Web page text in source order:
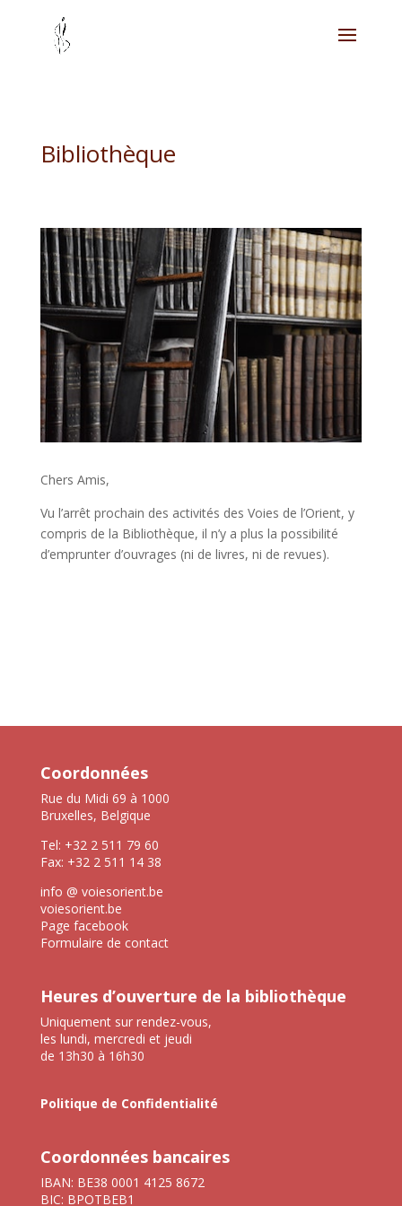
Bibliothèque
Chers Amis,
Vu l’arrêt prochain des activités des Voies de l’Orient, y
compris de la Bibliothèque, il n’y a plus la possibilité
d’emprunter d’ouvrages (ni de livres, ni de revues).
Coordonnées
Rue du Midi 69 à 1000
Bruxelles, Belgique
Tel: +32 2 511 79 60
Fax: +32 2 511 14 38
info @ voiesorient.be
voiesorient.be
Page facebook
Formulaire de contact
Heures d’ouverture de la bibliothèque
Uniquement sur rendez-vous,
les lundi, mercredi et jeudi
de 13h30 à 16h30
Politique de Confidentialité
Coordonnées bancaires
IBAN: BE38 0001 4125 8672
BIC: BPOTBEB1